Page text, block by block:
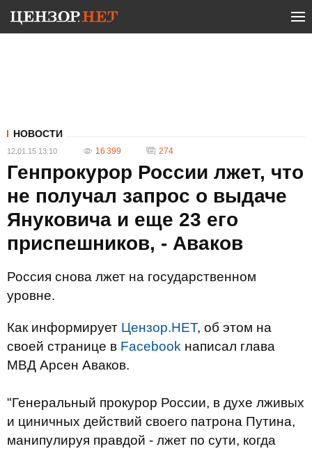
НОВОСТИ
12.01.15 13:10 16 399 274
Генпрокурор России лжет, что
не получал запрос о выдаче
Януковича и еще 23 его
приспешников, - Аваков
Россия снова лжет на государственном
уровне.
Как информирует Цензор.НЕТ, об этом на
своей странице в Facebook написал глава
МВД Арсен Аваков.
"Генеральный прокурор России, в духе лживых
и циничных действий своего патрона Путина,
манипулируя правдой - лжет по сути, когда